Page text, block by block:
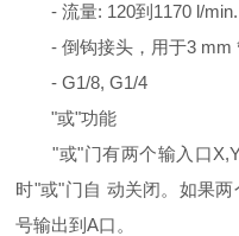
- 流量: 120到1170 l/min.
- 倒钩接头，用于3 mm
- G1/8, G1/4
"或"功能
"或"门有两个输入口X,Y
时"或"门自 动关闭。如果
号输出到A口。